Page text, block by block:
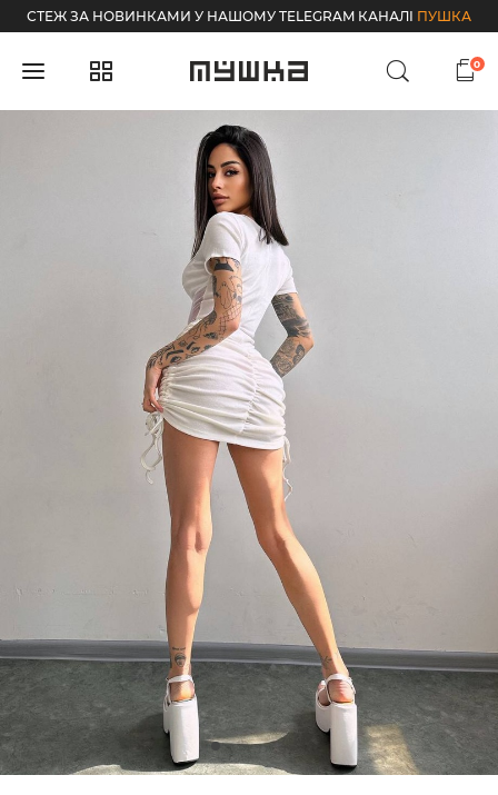
СТЕЖ ЗА НОВИНКАМИ У НАШОМУ TELEGRAM КАНАЛІ ПУШКА
0